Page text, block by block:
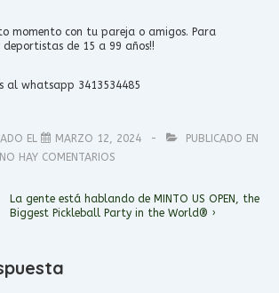
momento con tu pareja o amigos. Para
de 15 a 99 años!!
al whatsapp 3413534485
EL MARZO 12, 2024
PUBLICADO EN
NO HAY COMENTARIOS
La
entrada
La gente está hablando de MINTO US OPEN, the
Biggest Pickleball Party in the World® ›